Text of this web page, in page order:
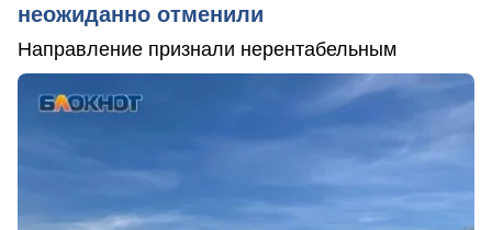
неожиданно отменили
Направление признали нерентабельным